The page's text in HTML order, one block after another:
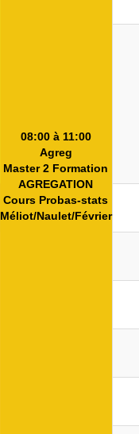
08:00 à 11:00
Agreg
Master 2 Formation
AGREGATION
Cours Probas-stats
Méliot/Naulet/Février